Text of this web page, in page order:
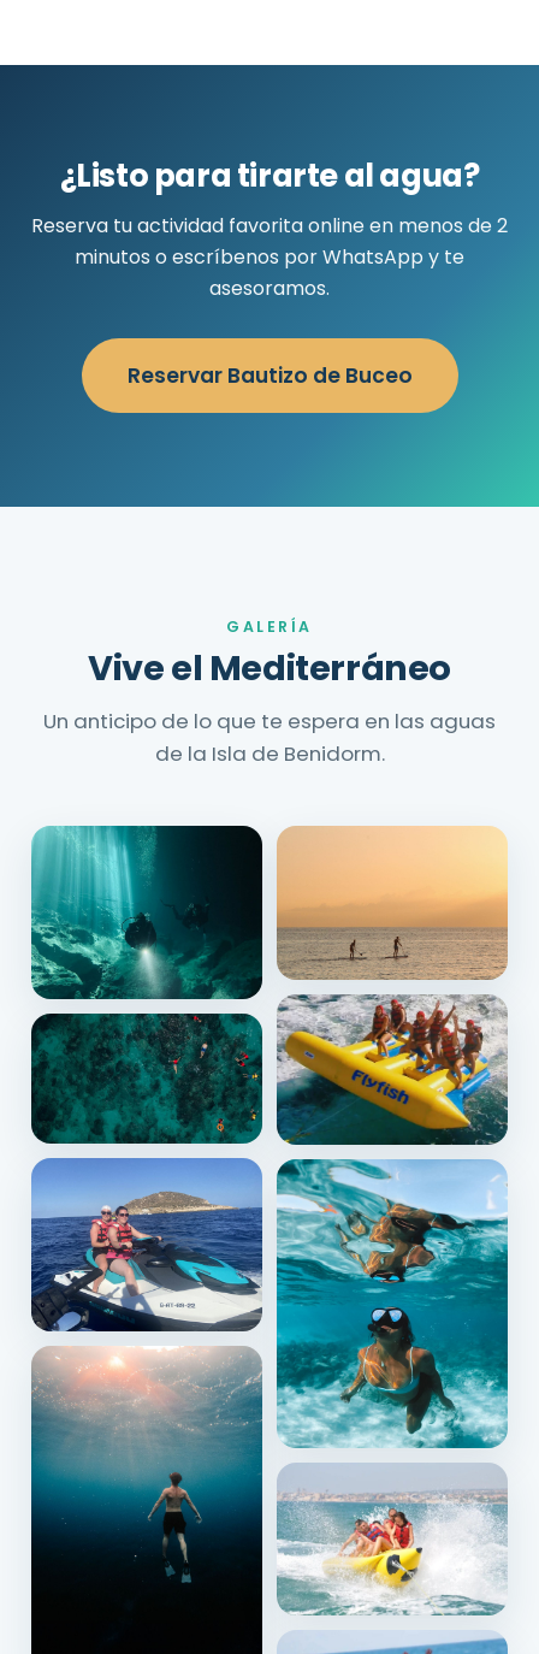
¿Listo para tirarte al agua?
Reserva tu actividad favorita online en menos de 2
minutos o escríbenos por WhatsApp y te
asesoramos.
Reservar Bautizo de Buceo
GALERÍA
Vive el Mediterráneo
Un anticipo de lo que te espera en las aguas
de la Isla de Benidorm.